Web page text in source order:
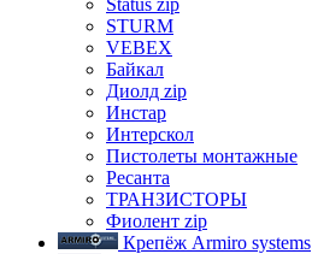
Status zip
STURM
VEBEX
Байкал
Диолд zip
Инстар
Интерскол
Пистолеты монтажные
Ресанта
ТРАНЗИСТОРЫ
Фиолент zip
Крепёж Armiro systems